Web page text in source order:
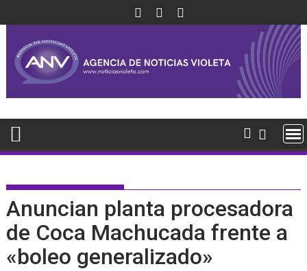
al
contenido
Anuncian planta procesadora
de Coca Machucada frente a
«boleo generalizado»